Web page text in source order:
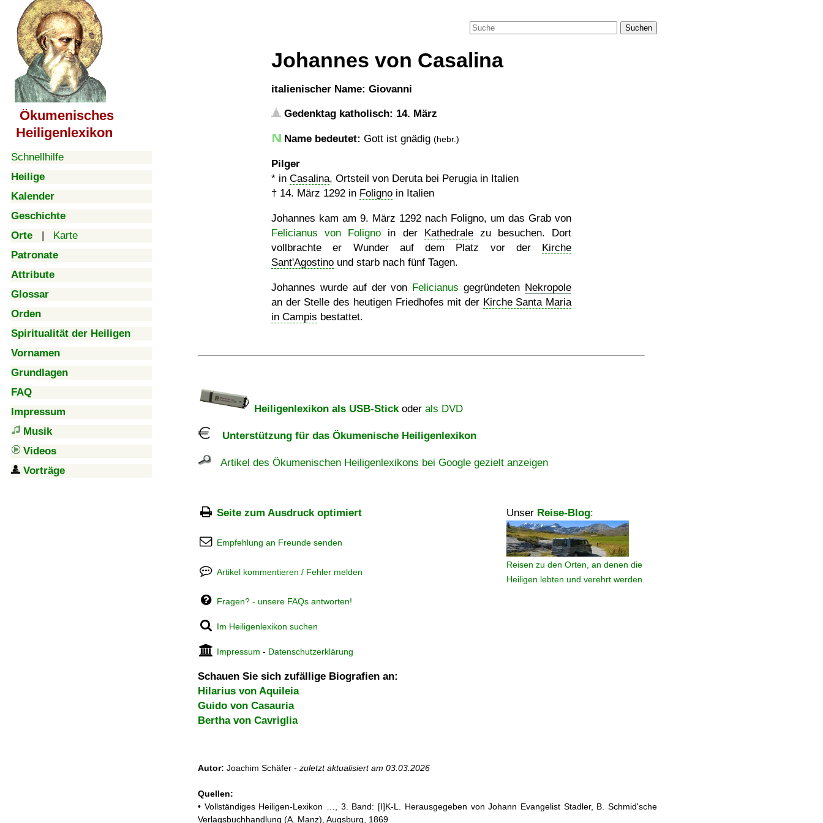
Ökumenisches
Heiligenlexikon
Schnellhilfe
Heilige
Kalender
Geschichte
Orte | Karte
Patronate
Attribute
Glossar
Orden
Spiritualität der Heiligen
Vornamen
Grundlagen
FAQ
Impressum
Musik
Videos
Vorträge
Suchen
Johannes von Casalina
italienischer Name: Giovanni
Gedenktag katholisch: 14. März
Name bedeutet: Gott ist gnädig (hebr.)
Pilger
* in Casalina, Ortsteil von Deruta bei Perugia in Italien
† 14. März 1292 in Foligno in Italien
Johannes kam am 9. März 1292 nach Foligno, um das Grab von
Felicianus von Foligno in der Kathedralezu besuchen. Dort
vollbrachte er Wunder auf dem Platz vor der Kirche
Sant'Agostino und starb nach fünf Tagen.
Johannes wurde auf der von Felicianus gegründeten Nekropole
an der Stelle des heutigen Friedhofes mit der Kirche Santa Maria
in Campis bestattet.
Heiligenlexikon als USB-Stickoder als DVD
Unterstützung für das Ökumenische Heiligenlexikon
Artikel des Ökumenischen Heiligenlexikons bei Google gezielt anzeigen
Seite zum Ausdruck optimiert Unser Reise-Blog:
Reisen zu den Orten, an denen die
Heiligen lebten und verehrt werden.
Empfehlung an Freunde senden
Artikel kommentieren / Fehler melden
Fragen? - unsere FAQs antworten!
Im Heiligenlexikon suchen
Impressum - Datenschutzerklärung
Schauen Sie sich zufällige Biografien an:
Hilarius von Aquileia
Guido von Casauria
Bertha von Cavriglia
Autor: Joachim Schäfer - zuletzt aktualisiert am 03.03.2026
Quellen:
• Vollständiges Heiligen-Lexikon …, 3. Band: [I]K-L. Herausgegeben von Johann Evangelist Stadler, B. Schmid'sche
Verlagsbuchhandlung (A. Manz), Augsburg, 1869